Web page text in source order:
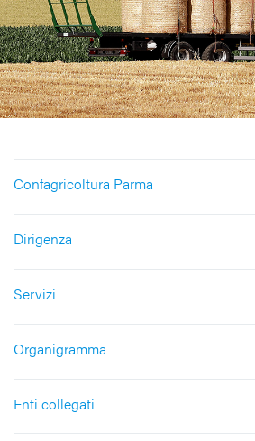
Confagricoltura Parma
Dirigenza
Servizi
Organigramma
Enti collegati